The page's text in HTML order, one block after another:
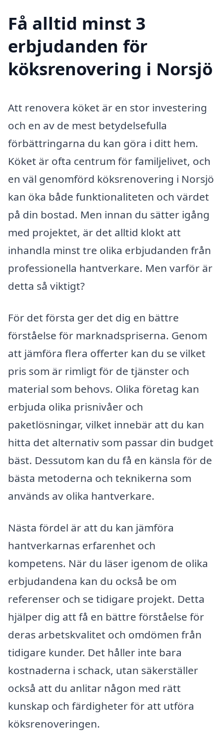
Få alltid minst 3
erbjudanden för
köksrenovering i Norsjö
Att renovera köket är en stor investering
och en av de mest betydelsefulla
förbättringarna du kan göra i ditt hem.
Köket är ofta centrum för familjelivet, och
en väl genomförd köksrenovering i Norsjö
kan öka både funktionaliteten och värdet
på din bostad. Men innan du sätter igång
med projektet, är det alltid klokt att
inhandla minst tre olika erbjudanden från
professionella hantverkare. Men varför är
detta så viktigt?
För det första ger det dig en bättre
förståelse för marknadspriserna. Genom
att jämföra flera offerter kan du se vilket
pris som är rimligt för de tjänster och
material som behovs. Olika företag kan
erbjuda olika prisnivåer och
paketlösningar, vilket innebär att du kan
hitta det alternativ som passar din budget
bäst. Dessutom kan du få en känsla för de
bästa metoderna och teknikerna som
används av olika hantverkare.
Nästa fördel är att du kan jämföra
hantverkarnas erfarenhet och
kompetens. När du läser igenom de olika
erbjudandena kan du också be om
referenser och se tidigare projekt. Detta
hjälper dig att få en bättre förståelse för
deras arbetskvalitet och omdömen från
tidigare kunder. Det håller inte bara
kostnaderna i schack, utan säkerställer
också att du anlitar någon med rätt
kunskap och färdigheter för att utföra
köksrenoveringen.